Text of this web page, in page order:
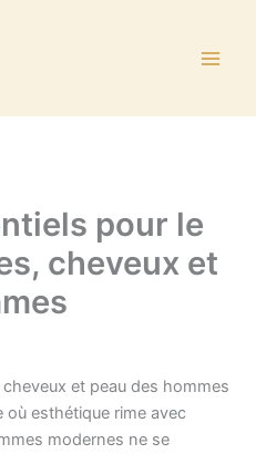
pour le
cheveux et
et peau des hommes
où esthétique rime avec
modernes ne se